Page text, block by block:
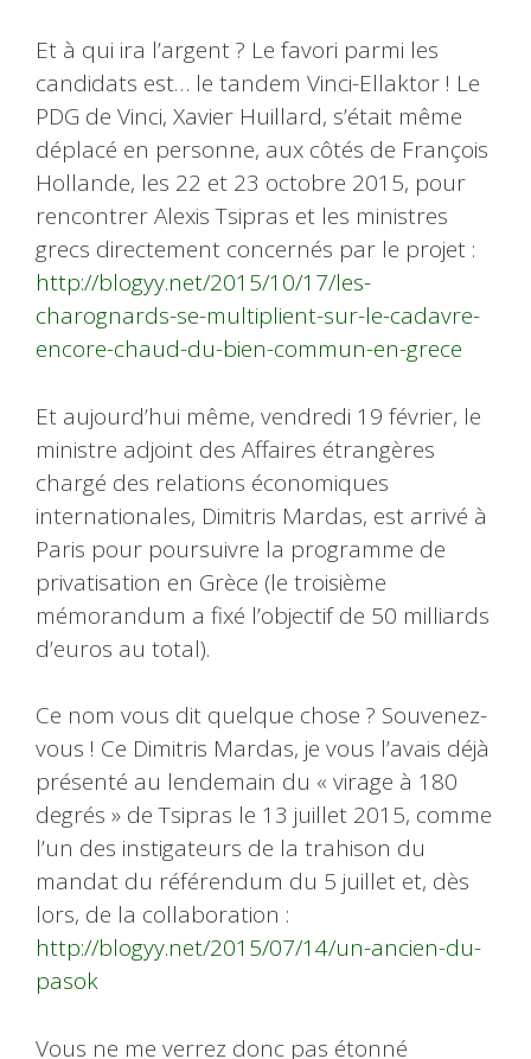
Et à qui ira l’argent ? Le favori parmi les
candidats est… le tandem Vinci-Ellaktor ! Le
PDG de Vinci, Xavier Huillard, s’était même
déplacé en personne, aux côtés de François
Hollande, les 22 et 23 octobre 2015, pour
rencontrer Alexis Tsipras et les ministres
grecs directement concernés par le projet :
http://blogyy.net/2015/10/17/les-
charognards-se-multiplient-sur-le-cadavre-
encore-chaud-du-bien-commun-en-grece
Et aujourd’hui même, vendredi 19 février, le
ministre adjoint des Affaires étrangères
chargé des relations économiques
internationales, Dimitris Mardas, est arrivé à
Paris pour poursuivre la programme de
privatisation en Grèce (le troisième
mémorandum a fixé l’objectif de 50 milliards
d’euros au total).
Ce nom vous dit quelque chose ? Souvenez-
vous ! Ce Dimitris Mardas, je vous l’avais déjà
présenté au lendemain du « virage à 180
degrés » de Tsipras le 13 juillet 2015, comme
l’un des instigateurs de la trahison du
mandat du référendum du 5 juillet et, dès
lors, de la collaboration :
http://blogyy.net/2015/07/14/un-ancien-du-
pasok
Vous ne me verrez donc pas étonné